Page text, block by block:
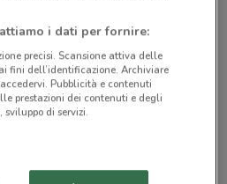
22/23 Roma
Roma
i dati per fornire:
precisi. Scansione attiva delle
fini dell’identificazione. Archiviare
Pubblicità e contenuti
prestazioni dei contenuti e degli
di servizi.